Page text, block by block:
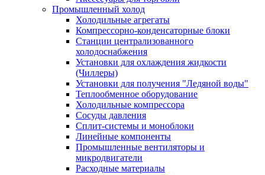
Промышленный холод
Холодильные агрегаты
Компрессорно-конденсаторные блоки
Станции централизованного
холодоснабжения
Установки для охлаждения жидкости
(Чиллеры)
Установки для получения "Ледяной воды"
Теплообменное оборудование
Холодильные компрессора
Сосуды давления
Cплит-системы и моноблоки
Линейные компоненты
Промышленные вентиляторы и
микродвигатели
Расходные материалы